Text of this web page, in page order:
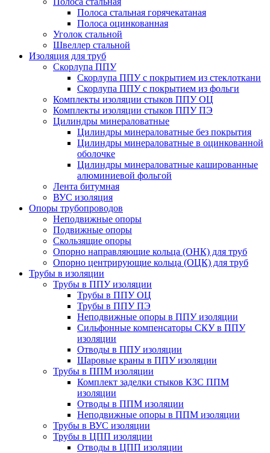
Полоса стальная горячекатаная
Полоса оцинкованная
Уголок стальной
Швеллер стальной
Изоляция для труб
Скорлупа ППУ
Скорлупа ППУ с покрытием из стеклоткани
Скорлупа ППУ с покрытием из фольги
Комплекты изоляции стыков ППУ ОЦ
Комплекты изоляции стыков ППУ ПЭ
Цилиндры минераловатные
Цилиндры минераловатные без покрытия
Цилиндры минераловатные в оцинкованной
оболочке
Цилиндры минераловатные кашированные
алюминиевой фольгой
Лента битумная
ВУС изоляция
Опоры трубопроводов
Неподвижные опоры
Подвижные опоры
Скользящие опоры
Опорно направляющие кольца (ОНК) для труб
Опорно центрирующие кольца (ОЦК) для труб
Трубы в изоляции
Трубы в ППУ изоляции
Трубы в ППУ ОЦ
Трубы в ППУ ПЭ
Неподвижные опоры в ППУ изоляции
Сильфонные компенсаторы СКУ в ППУ
изоляции
Отводы в ППУ изоляции
Шаровые краны в ППУ изоляции
Трубы в ППМ изоляции
Комплект заделки стыков КЗС ППМ
изоляции
Отводы в ППМ изоляции
Неподвижные опоры в ППМ изоляции
Трубы в ВУС изоляции
Трубы в ЦПП изоляции
Отводы в ЦПП изоляции